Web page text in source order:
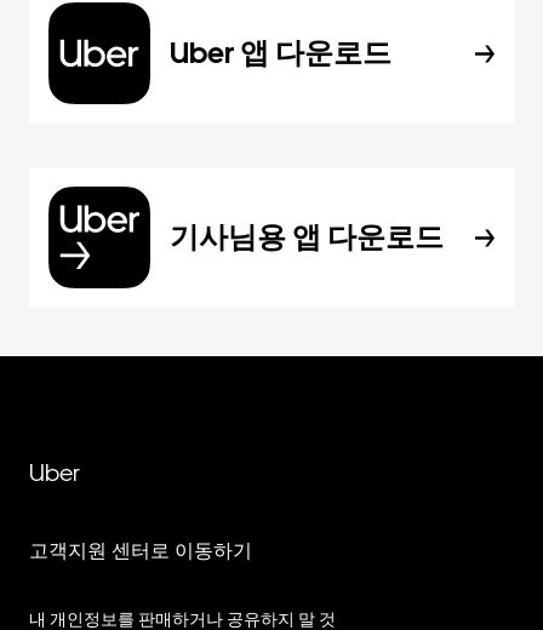
Uber 앱 다운로드
기사님용 앱 다운로드
Uber
고객지원 센터로 이동하기
내 개인정보를 판매하거나 공유하지 말 것